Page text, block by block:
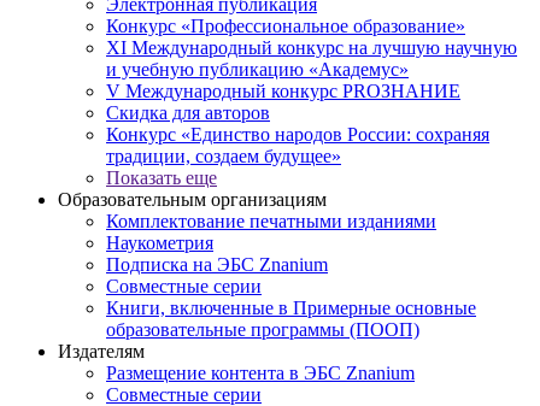
Конкурс «Профессиональное образование»
XI Международный конкурс на лучшую научную
и учебную публикацию «Академус»
V Международный конкурс PROЗНАНИЕ
Скидка для авторов
Конкурс «Единство народов России: сохраняя
традиции, создаем будущее»
Показать еще
Образовательным организациям
Комплектование печатными изданиями
Наукометрия
Подписка на ЭБС Znanium
Совместные серии
Книги, включенные в Примерные основные
образовательные программы (ПООП)
Издателям
Размещение контента в ЭБС Znanium
Совместные серии